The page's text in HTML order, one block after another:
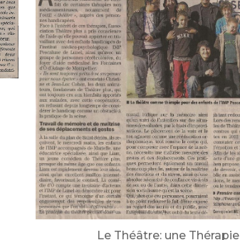
Le Théâtre: une Thérapie